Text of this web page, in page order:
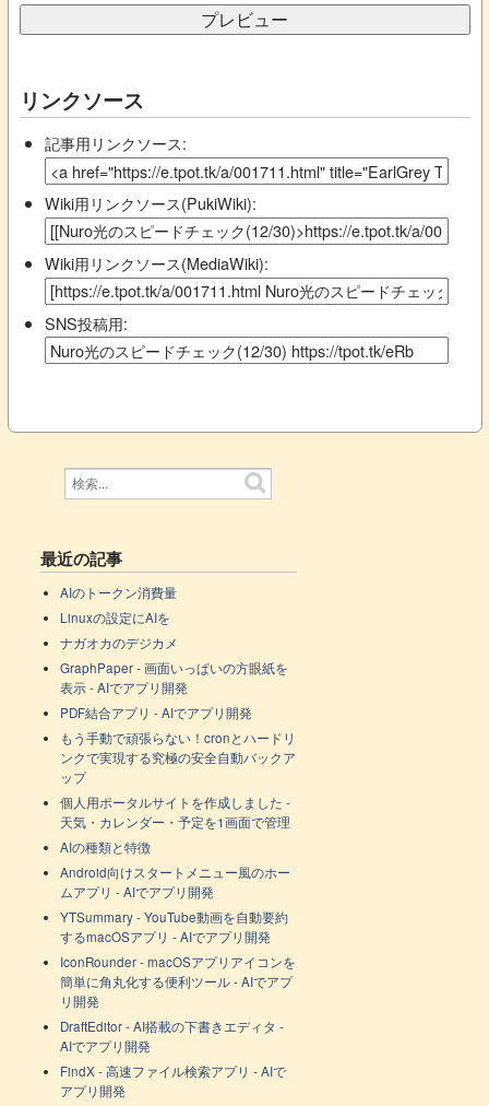
リンクソース
記事用リンクソース:
Wiki用リンクソース(PukiWiki):
Wiki用リンクソース(MediaWiki):
SNS投稿用:
最近の記事
AIのトークン消費量
Linuxの設定にAIを
ナガオカのデジカメ
GraphPaper - 画面いっぱいの方眼紙を
表示 - AIでアプリ開発
PDF結合アプリ - AIでアプリ開発
もう手動で頑張らない！cronとハードリ
ンクで実現する究極の安全自動バックア
ップ
個人用ポータルサイトを作成しました -
天気・カレンダー・予定を1画面で管理
AIの種類と特徴
Android向けスタートメニュー風のホー
ムアプリ - AIでアプリ開発
YTSummary - YouTube動画を自動要約
するmacOSアプリ - AIでアプリ開発
IconRounder - macOSアプリアイコンを
簡単に角丸化する便利ツール - AIでアプ
リ開発
DraftEditor - AI搭載の下書きエディタ -
AIでアプリ開発
FindX - 高速ファイル検索アプリ - AIで
アプリ開発